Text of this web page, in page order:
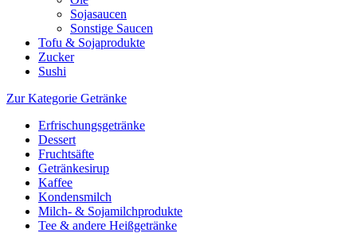
Sojasaucen
Sonstige Saucen
Tofu & Sojaprodukte
Zucker
Sushi
Zur Kategorie Getränke
Erfrischungsgetränke
Dessert
Fruchtsäfte
Getränkesirup
Kaffee
Kondensmilch
Milch- & Sojamilchprodukte
Tee & andere Heißgetränke